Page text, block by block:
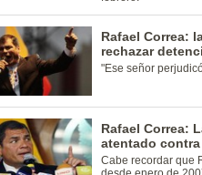
Rafael Correa:
rechazar
"Ese señor
Rafael Correa:
atentado
Cabe recordar que